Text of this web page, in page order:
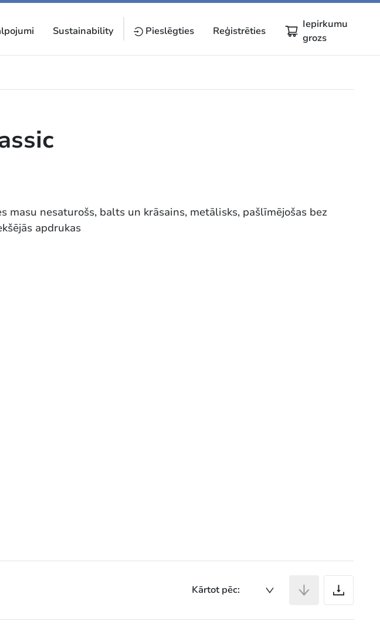
Sustainability Pieslēgties Reģistrēties
Iepirkumu
grozs
masu nesaturošs, balts un krāsains, metālisks, pašlīmējošas bez
apdrukas
Kārtot pēc: